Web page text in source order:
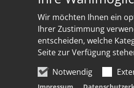
Wir möchten Ihnen ein
Ihrer Zustimmung
entscheiden, welche
Seite zur Verfügung
Notwendig